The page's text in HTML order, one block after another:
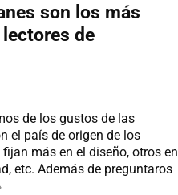
son los más
de
de los gustos de las
el país de origen de los
más en el diseño, otros en
etc. Además de preguntaros